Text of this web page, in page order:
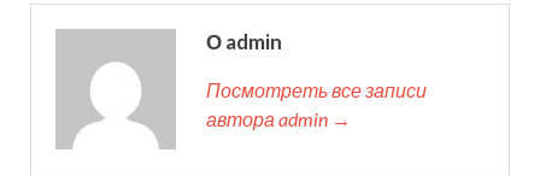
О admin
Посмотреть все записи
автора admin →